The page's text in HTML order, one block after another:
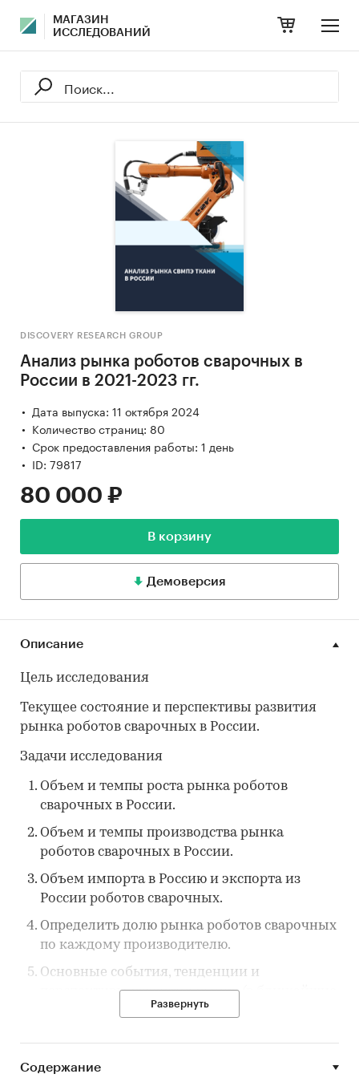
МАГАЗИН
ИССЛЕДОВАНИЙ
DISCOVERY RESEARCH GROUP
Анализ рынка роботов сварочных в
России в 2021-2023 гг.
Дата выпуска: 11 октября 2024
Количество страниц: 80
Срок предоставления работы: 1 день
ID: 79817
80 000 ₽
В корзину
Демоверсия
Описание
Цель исследования
Текущее состояние и перспективы развития
рынка роботов сварочных в России.
Задачи исследования
Объем и темпы роста рынка роботов
сварочных в России.
Объем и темпы производства рынка
роботов сварочных в России.
Объем импорта в Россию и экспорта из
России роботов сварочных.
Определить долю рынка роботов сварочных
по каждому производителю.
Основные события, тенденции и
перспективы развития рынка (в ближайшие
несколько лет) роботов сварочных в России.
Развернуть
Содержание